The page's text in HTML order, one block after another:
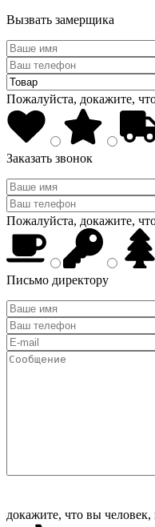
Вызвать замерщика
Пожалуйста, докажите,
Заказать звонок
Пожалуйста, докажите,
Письмо директору
докажите, что вы человек,